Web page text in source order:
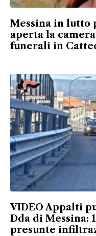
Messina in lutto
aperta la
funerali in
VIDEO Appalti
Dda di Messina:
presunte